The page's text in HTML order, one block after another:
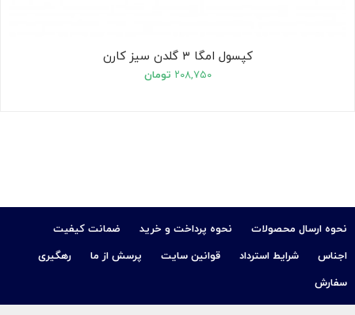
کپسول امگا ۳ گلدن سیز کارن
۲۰۸,۷۵۰ تومان
نحوه ارسال محصولات نحوه پرداخت و خرید
ضمانت کیفیت
اجناس
شرایط استرداد قوانین سایت پرسش از ما
رهگیری
سفارش